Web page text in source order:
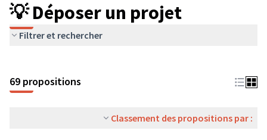
💡 Déposer un projet
Filtrer et rechercher
69 propositions
Classement des propositions par :